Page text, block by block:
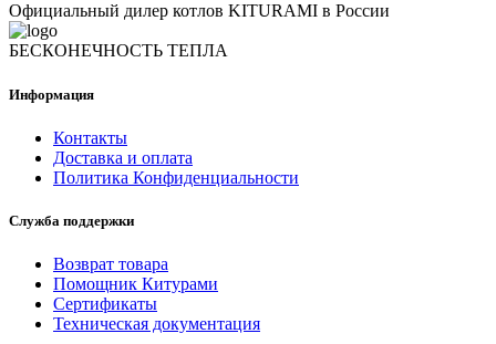
Официальный дилер котлов KITURAMI в России
БЕСКОНЕЧНОСТЬ ТЕПЛА
Информация
Контакты
Доставка и оплата
Политика Конфиденциальности
Служба поддержки
Возврат товара
Помощник Китурами
Сертификаты
Техническая документация